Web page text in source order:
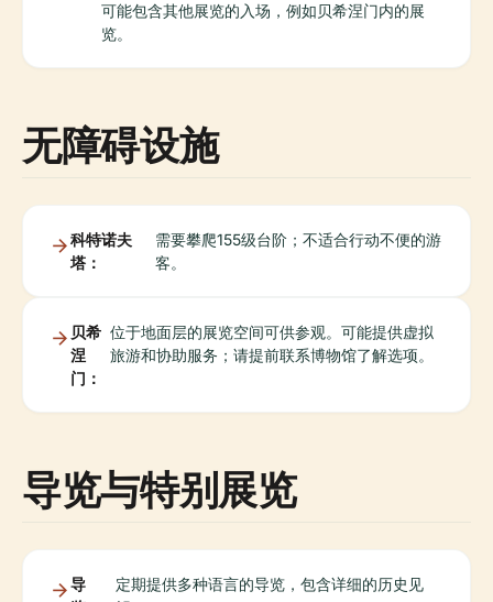
可能包含其他展览的入场，例如贝希涅门内的展
览。
无障碍设施
科特诺夫
塔：
需要攀爬155级台阶；不适合行动不便的游
客。
贝希
涅
门：
位于地面层的展览空间可供参观。可能提供虚拟
旅游和协助服务；请提前联系博物馆了解选项。
导览与特别展览
导
定期提供多种语言的导览，包含详细的历史见